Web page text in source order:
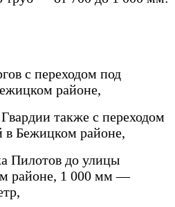
с переходом под
районе,
также с переходом
в Бежицком районе,
Пилотов до улицы
районе, 1 000 мм —